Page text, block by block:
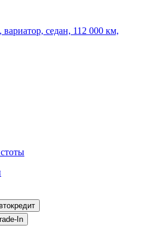
седан, 112 000 км,
автокредит
Trade-In